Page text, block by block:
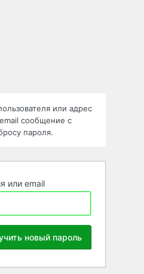
или адрес
сообщение с
пароля.
или email